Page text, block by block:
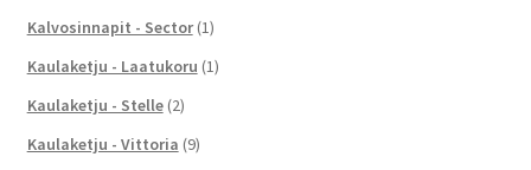
Kalvosinnapit - Sector (1)
Kaulaketju - Laatukoru (1)
Kaulaketju - Stelle (2)
Kaulaketju - Vittoria (9)